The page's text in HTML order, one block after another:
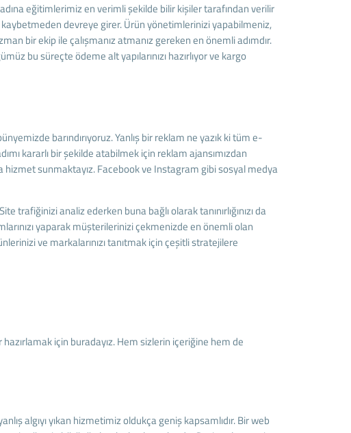
eğitimlerimiz en verimli şekilde bilir kişiler tarafından verilir
devreye girer. Ürün yönetimlerinizi yapabilmeniz,
bir ekip ile çalışmanız atmanız gereken en önemli adımdır.
bu süreçte ödeme alt yapılarınızı hazırlıyor ve kargo
barındırıyoruz. Yanlış bir reklam ne yazık ki tüm e-
kararlı bir şekilde atabilmek için reklam ajansımızdan
sunmaktayız. Facebook ve Instagram gibi sosyal medya
analiz ederken buna bağlı olarak tanınırlığınızı da
yaparak müşterilerinizi çekmenizde en önemli olan
ve markalarınızı tanıtmak için çeşitli stratejilere
için buradayız. Hem sizlerin içeriğine hem de
algıyı yıkan hizmetimiz oldukça geniş kapsamlıdır. Bir web